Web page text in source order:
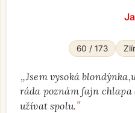
60 / 173
„Jsem vysoká
ráda poznám fajn
užívat spolu."